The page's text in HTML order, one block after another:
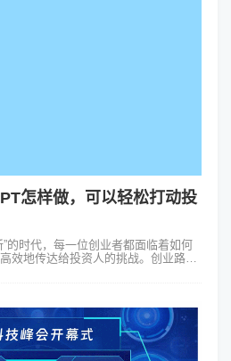
怎样做，可以轻松打动投
的时代，每一位创业者都面临着如何
效地传达给投资人的挑战。创业路演